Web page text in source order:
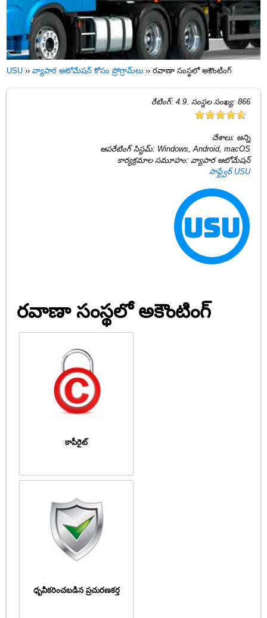
USU ››వ్యాపార ఆటోమేషన్ కోసం ప్రోగ్రామ్‌లు ››రవాణా సంస్థలో అకౌంటింగ్
రేటింగ్: 4.9. సంస్థల సంఖ్య: 866
దేశాలు: అన్ని
ఆపరేటింగ్ సిస్టమ్: Windows, Android, macOS
కార్యక్రమాల సమూహం: వ్యాపార ఆటోమేషన్
సాఫ్ట్వేర్ USU
రవాణా సంస్థలో అకౌంటింగ్
కాపీరైట్
ధృవీకరించబడిన ప్రచురణకర్త